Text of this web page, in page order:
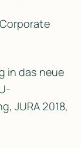
in das neue
JURA 2018,